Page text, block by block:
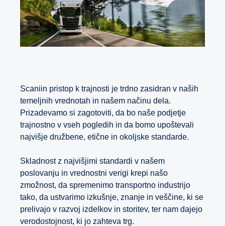
Scaniin pristop k trajnosti je trdno zasidran v naših
temeljnih vrednotah in našem načinu dela.
Prizadevamo si zagotoviti, da bo naše podjetje
trajnostno v vseh pogledih in da bomo upoštevali
najvišje družbene, etične in okoljske standarde.
Skladnost z najvišjimi standardi v našem
poslovanju in vrednostni verigi krepi našo
zmožnost, da spremenimo transportno industrijo
tako, da ustvarimo izkušnje, znanje in veščine, ki se
prelivajo v razvoj izdelkov in storitev, ter nam dajejo
verodostojnost, ki jo zahteva trg.